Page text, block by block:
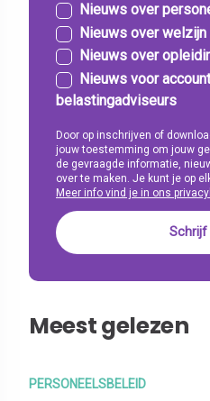
Nieuws over
Nieuws over
Nieuws over
Nieuws voor
belastingadviseurs
Door op inschrijven of
jouw toestemming om jouw
de gevraagde informatie,
over te maken. Je kunt je op
Meer info vind je in ons
Meest gelezen
PERSONEELSBELEID